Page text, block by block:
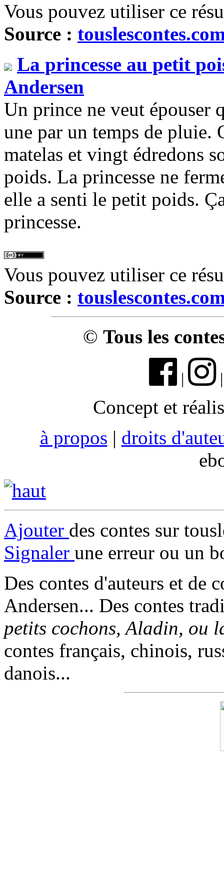
Vous pouvez utiliser ce
Source :
La princesse au petit
Andersen
Un prince ne veut épouser
une par un temps de
matelas et vingt édredons
poids. La princesse ne
elle a senti le petit poids.
princesse.
Vous pouvez utiliser ce
Source :
© Tous les
|
Concept et
à propos | droits
Ajouter des contes sur
Signaler une erreur ou un
Des contes d'auteurs et de
Andersen... Des contes
petits cochons, Aladin, ou
contes français, chinois,
danois...